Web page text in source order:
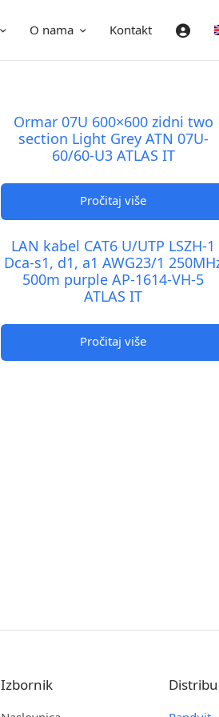
O nama Kontakt Prijava
Ormar 07U 600×600 zidni two
section Light Grey ATN 07U-
60/60-U3 ATLAS IT
Pročitaj više
LAN kabel CAT6 U/UTP LSZH-1
Dca-s1, d1, a1 AWG23/1
500m purple AP-1614-VH-5
ATLAS IT
Pročitaj više
Izbornik